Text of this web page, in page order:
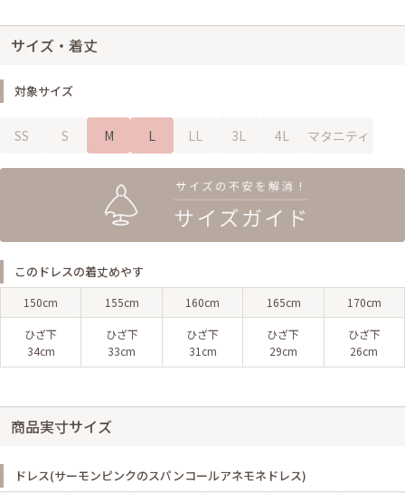
サイズ・着丈
対象サイズ
SS S M L LL 3L 4L マタニティ
このドレスの着丈めやす
150cm 155cm 160cm 165cm 170cm
ひざ下
34cm
ひざ下
33cm
ひざ下
31cm
ひざ下
29cm
ひざ下
26cm
商品実寸サイズ
ドレス(サーモンピンクのスパンコールアネモネドレス)